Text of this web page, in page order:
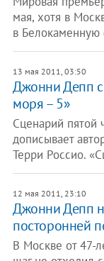
мая, хотя в
в
13 мая 2011, 03:50
Джонни Депп
моря – 5»
Сценарий пятой
дописывает
Терри Россио.
12 мая 2011, 23:10
Джонни Депп
посторонней
В Москве от 47-